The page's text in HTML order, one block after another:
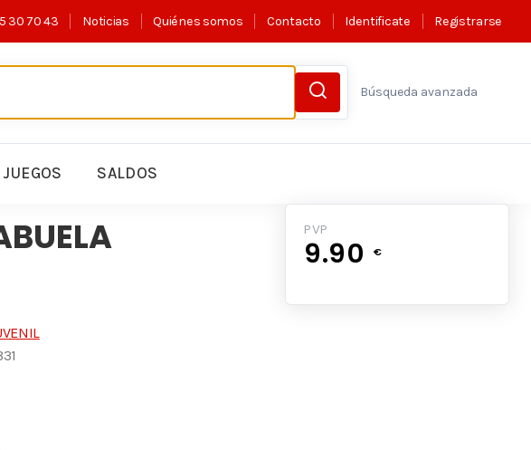
30 70 43 Noticias Quiénes somos Contacto Identificate Registrarse
Búsqueda avanzada
JUEGOS SALDOS
PVP
9.90 €